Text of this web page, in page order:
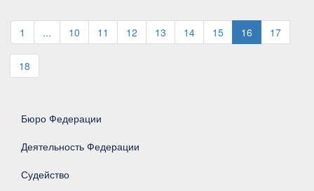
Бюро Федерации
Деятельность Федерации
Судейство
1 ... 10 11 12 13 14 15 16 17
18